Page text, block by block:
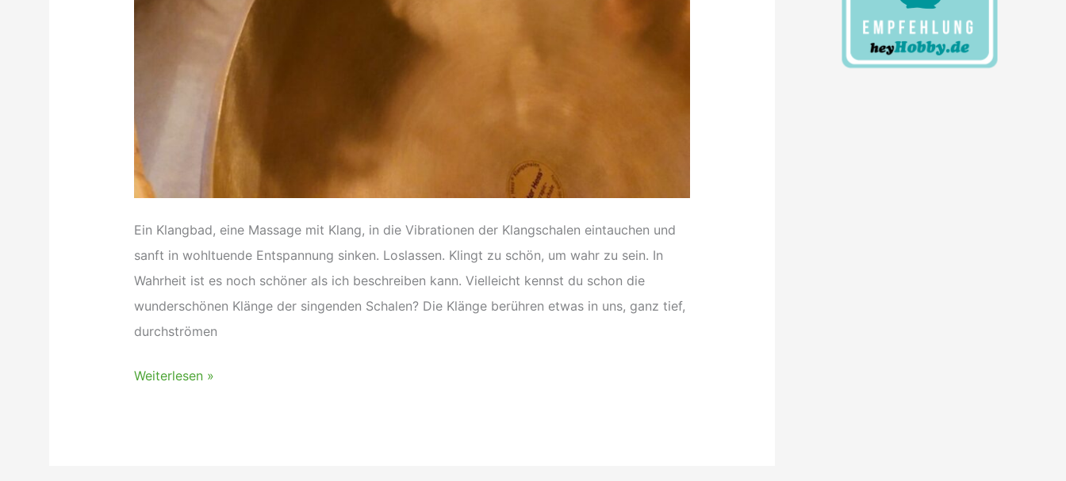
Ein Klangbad, eine Massage mit Klang, in die Vibrationen der Klangschalen eintauchen und
sanft in wohltuende Entspannung sinken. Loslassen. Klingt zu schön, um wahr zu sein. In
Wahrheit ist es noch schöner als ich beschreiben kann. Vielleicht kennst du schon die
wunderschönen Klänge der singenden Schalen? Die Klänge berühren etwas in uns, ganz tief,
durchströmen
Eine
Weiterlesen »